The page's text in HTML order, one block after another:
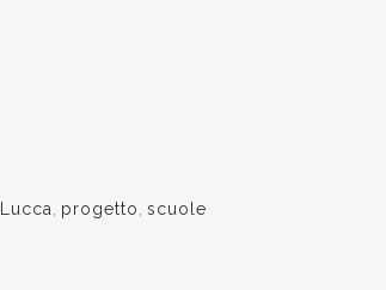
Lucca progetto scuole